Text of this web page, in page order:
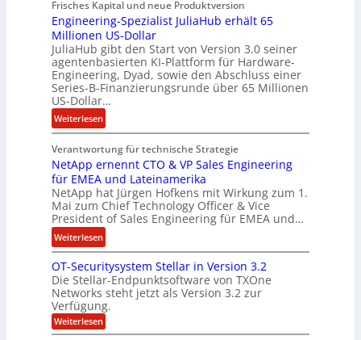
d
z
a
h
l
e
i
s
e
i
n
e
L
ö
s
u
n
g
y
a
n
C
o
u
s
o
r
d
F
n
a
n
z
c
h
Frisches Kapital und neue Produktversion
Engineering-Spezialist JuliaHub erhält 65
Millionen US-Dollar
JuliaHub gibt den Start von Version 3.0 seiner
agentenbasierten KI-Plattform für Hardware-
Engineering, Dyad, sowie den Abschluss einer
Series-B-Finanzierungsrunde über 65 Millionen
US-Dollar…
Weiterlesen:
E
n
g
n
e
e
r
i
n
g
-
S
p
Verantwortung für technische Strategie
NetApp ernennt CTO & VP Sales Engineering
für EMEA und Lateinamerika
NetApp hat Jürgen Hofkens mit Wirkung zum 1.
Mai zum Chief Technology Officer & Vice
President of Sales Engineering für EMEA und…
Weiterlesen:
N
e
t
A
p
p
OT-Securitysystem Stellar in Version 3.2
Die Stellar-Endpunktsoftware von TXOne
Networks steht jetzt als Version 3.2 zur
Verfügung.
Weiterlesen:
O